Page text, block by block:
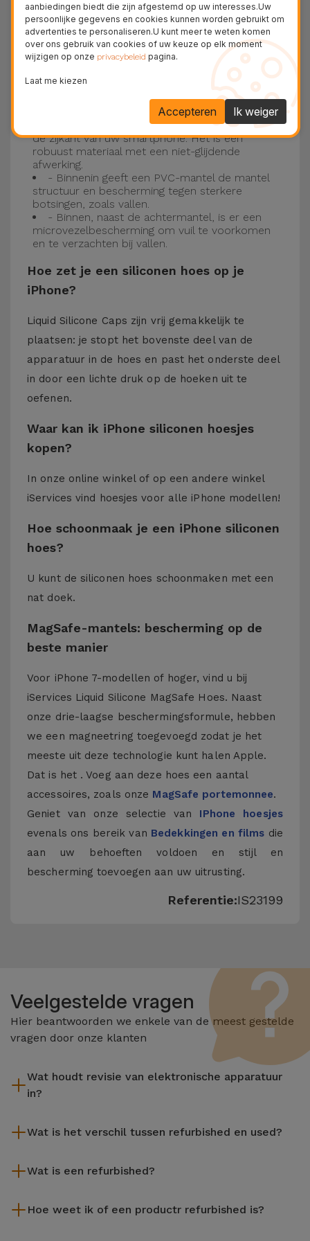
siliconen kappen
Onze iPhone siliconen hoesjes hebben een
robuuste, kwalitatieve constructie met een
drielaagse constructie om ongelukken en
- Een eerste laag van Liquid Silicone geeft de
kleur en volledige dekking aan de achterkant en
de zijkant van uw smartphone. Het is een
robuust materiaal met een niet-glijdende
afwerking.
- Binnenin geeft een PVC-mantel de mantel
structuur en bescherming tegen sterkere
botsingen, zoals vallen.
- Binnen, naast de achtermantel, is er een
microvezelbescherming om vuil te voorkomen
en te verzachten bij vallen.
Hoe zet je een siliconen hoes op je
iPhone?
Liquid Silicone Caps zijn vrij gemakkelijk te
plaatsen: je stopt het bovenste deel van de
apparatuur in de hoes en past het onderste deel
in door een lichte druk op de hoeken uit te
oefenen.
Waar kan ik iPhone siliconen hoesjes
kopen?
In onze online winkel of op een andere winkel
iServices vind hoesjes voor alle iPhone modellen!
Hoe schoonmaak je een iPhone siliconen
hoes?
U kunt de siliconen hoes schoonmaken met een
nat doek.
MagSafe-mantels: bescherming op de
beste manier
Voor iPhone 7-modellen of hoger, vind u bij
iServices Liquid Silicone MagSafe Hoes. Naast
onze drie-laagse beschermingsformule, hebben
we een magneetring toegevoegd zodat je het
meeste uit deze technologie kunt halen Apple.
Dat is het . Voeg aan deze hoes een aantal
accessoires, zoals onze MagSafe portemonnee.
Geniet van onze selectie van IPhone hoesjes
evenals ons bereik van Bedekkingen en films die
aan uw behoeften voldoen en stijl en
bescherming toevoegen aan uw uitrusting.
Referentie:IS23199
Veelgestelde vragen
Hier beantwoorden we enkele van de meest gestelde
vragen door onze klanten
Wat houdt revisie van elektronische apparatuur
in?
reiniging, en niet te vergeten het repareren van elk defect
apparatuur die door Services wordt gereviseerd,
Wat is het verschil tussen refurbished en used?
getest en voorbereid door gespecialiseerde technici om hun
tweedehands product biedt een gereviseerd apparaat van
Wat is een refurbished?
gebruikt. Het kan in de winkel hebben gestaan of afkomstig
Hoe weet ik of een productr refurbished is?
aanbiedingen biedt die zijn afgestemd op uw interesses.Uw
persoonlijke gegevens en cookies kunnen worden gebruikt om
advertenties te personaliseren.U kunt meer te weten komen
over ons gebruik van cookies of uw keuze op elk moment
wijzigen op onze privacybeleid pagina.
Laat me kiezen
Ik weiger
Accepteren